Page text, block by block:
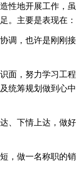
性地开展工作，虽
。主要是表现在：
调，也许是刚刚接
面，努力学习工程
统筹规划做到心中
、下情上达，做好
，做一名称职的销